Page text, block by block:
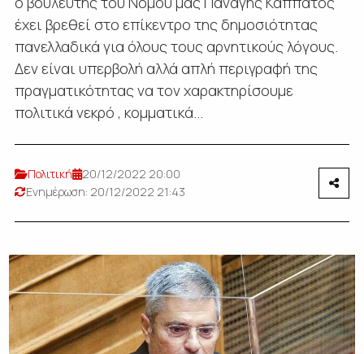
έχει βρεθεί στο επίκεντρο της δημοσιότητας
πανελλαδικά για όλους τους αρνητικούς λόγους.
Δεν είναι υπερβολή αλλά απλή περιγραφή της
πραγματικότητας να τον χαρακτηρίσουμε
πολιτικά νεκρό , κομματικά...
Πολιτική
20/12/2022 20:00
Ενημέρωση: 20/12/2022 21:43